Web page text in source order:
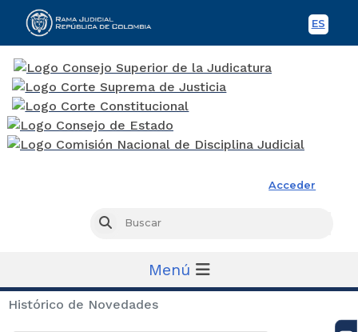
ES
Acceder
Buscar
Menú
Histórico de Novedades